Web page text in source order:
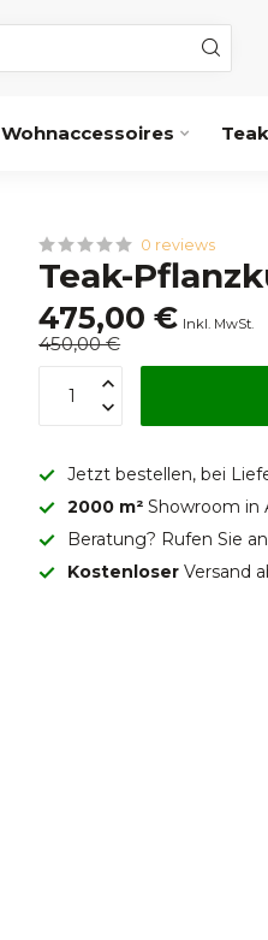
Wohnaccessoires
0 reviews
Teak-
475,00 € Inkl. MwSt.
450,00 €
Jetzt bestellen, bei
2000 m² Showroom in
Beratung? Rufen Sie
KostenloserVersand